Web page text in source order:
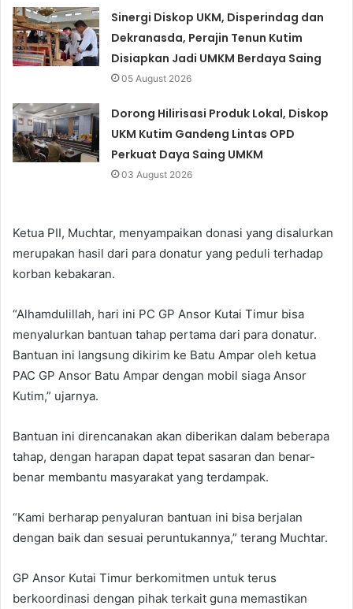
Sinergi Diskop UKM, Disperindag dan
Dekranasda, Perajin Tenun Kutim
Disiapkan Jadi UMKM Berdaya Saing
05 August 2026
Dorong Hilirisasi Produk Lokal, Diskop
UKM Kutim Gandeng Lintas OPD
Perkuat Daya Saing UMKM
03 August 2026
Ketua PII, Muchtar, menyampaikan donasi yang disalurkan
merupakan hasil dari para donatur yang peduli terhadap
korban kebakaran.
“Alhamdulillah, hari ini PC GP Ansor Kutai Timur bisa
menyalurkan bantuan tahap pertama dari para donatur.
Bantuan ini langsung dikirim ke Batu Ampar oleh ketua
PAC GP Ansor Batu Ampar dengan mobil siaga Ansor
Kutim,” ujarnya.
Bantuan ini direncanakan akan diberikan dalam beberapa
tahap, dengan harapan dapat tepat sasaran dan benar-
benar membantu masyarakat yang terdampak.
“Kami berharap penyaluran bantuan ini bisa berjalan
dengan baik dan sesuai peruntukannya,” terang Muchtar.
GP Ansor Kutai Timur berkomitmen untuk terus
berkoordinasi dengan pihak terkait guna memastikan